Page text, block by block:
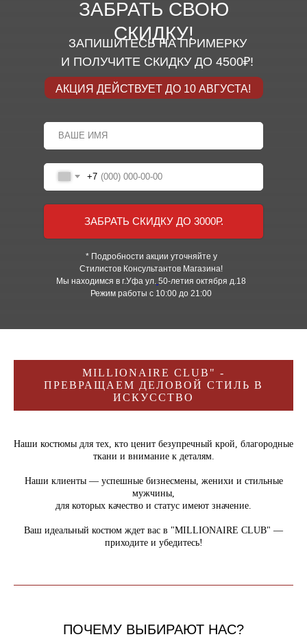
ЗАБРАТЬ СВОЮ
СКИДКУ!
ЗАПИШИТЕСЬ НА ПРИМЕРКУ
И ПОЛУЧИТЕ СКИДКУ ДО 4500₽!
АКЦИЯ ДЕЙСТВУЕТ ДО 10 АВГУСТА!
* Подробности акции уточняйте у
Стилистов Консультантов Магазина!
Мы находимся в г.Уфа ул. 50-летия октября д.18
Режим работы с 10:00 до 21:00
+7
ЗАБРАТЬ СКИДКУ ДО 3000Р.
MILLIONAIRE CLUB" -
ПРЕВРАЩАЕМ ДЕЛОВОЙ СТИЛЬ В
ИСКУССТВО
Наши костюмы для тех, кто ценит безупречный крой, благородные
ткани и внимание к деталям.
Наши клиенты — успешные бизнесмены, женихи и стильные
мужчины,
для которых качество и статус имеют значение.
Ваш идеальный костюм ждет вас в "MILLIONAIRE CLUB" —
приходите и убедитесь!
ПОЧЕМУ ВЫБИРАЮТ НАС?